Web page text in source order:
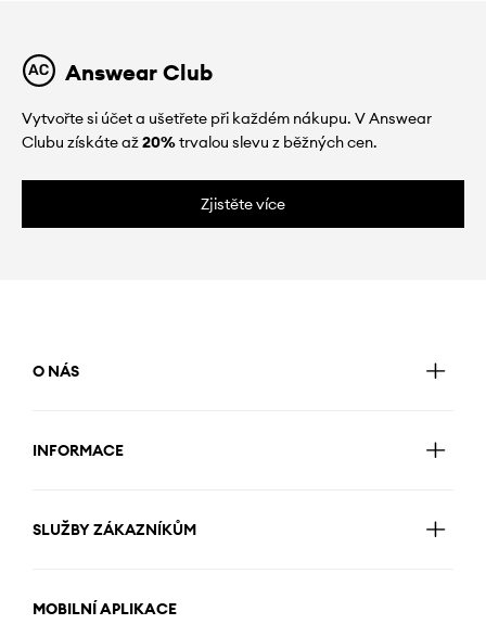
Answear Club
Vytvořte si účet a ušetřete při každém nákupu. V Answear
Clubu získáte až20%trvalou slevu z běžných cen.
Zjistěte více
O NÁS
INFORMACE
SLUŽBY ZÁKAZNÍKŮM
MOBILNÍ APLIKACE